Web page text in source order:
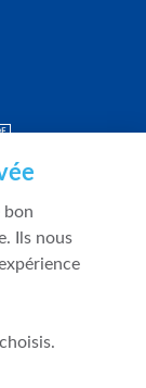
bon
Ils nous